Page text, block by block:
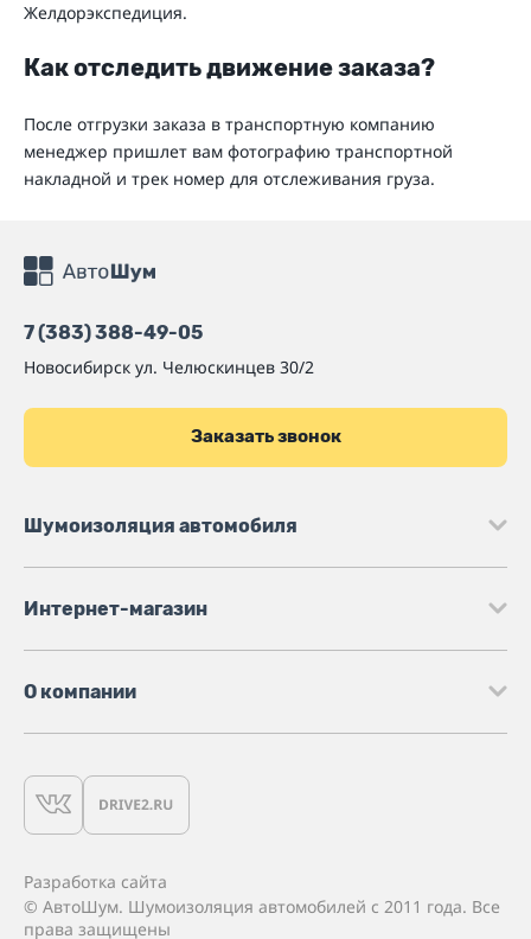
Желдорэкспедиция.
Как отследить движение заказа?
После отгрузки заказа в транспортную компанию
менеджер пришлет вам фотографию транспортной
накладной и трек номер для отслеживания груза.
7 (383) 388-49-05
Новосибирск ул. Челюскинцев 30/2
Заказать звонок
Шумоизоляция автомобиля
Интернет-магазин
О компании
Разработка сайта
© АвтоШум. Шумоизоляция автомобилей с 2011 года. Все
права защищены